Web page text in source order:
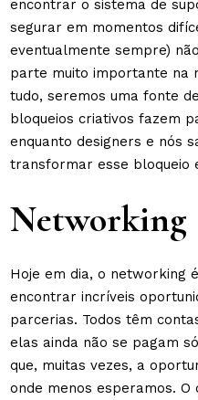
encontrar o sistema de
segurar em momentos
eventualmente sempre)
parte muito importante na
tudo, seremos uma fonte
bloqueios criativos fazem
enquanto designers e nós
transformar esse bloqueio
Networking
Hoje em dia, o networking
encontrar incríveis
parcerias. Todos têm
elas ainda não se pagam
que, muitas vezes, a
onde menos esperamos. O